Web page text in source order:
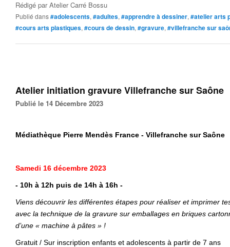
Rédigé parAtelier Carré Bossu
Publié dans#adolescents, #adultes, #apprendre à dessiner, #atelier arts
#cours arts plastiques, #cours de dessin, #gravure, #villefranche sur
Atelier initiation gravure Villefranche sur Saône
Publié le 14 Décembre 2023
Médiathèque Pierre Mendès France - Villefranche sur Saône
Samedi 16 décembre 2023
- 10h à 12h puis de 14h à 16h -
Viens découvrir les différentes étapes pour réaliser et imprimer
avec la technique de la gravure sur emballages en briques
d’une « machine à pâtes » !
Gratuit / Sur inscription enfants et adolescents à partir de 7 ans